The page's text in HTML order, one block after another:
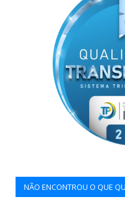
NÃO ENCONTROU O QUE